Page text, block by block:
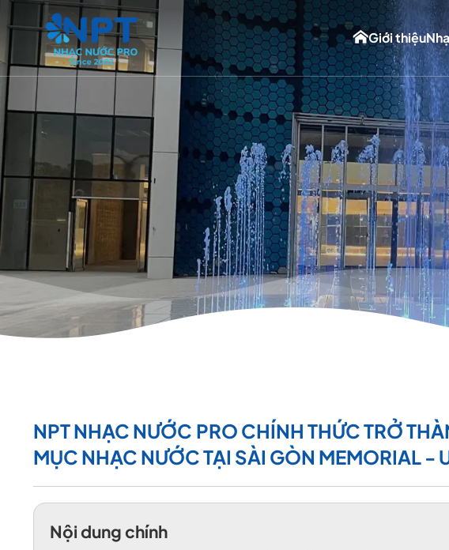
Giới thiệu
NPT NHẠC NƯỚC PRO CHÍNH THỨC TRỞ
MỤC NHẠC NƯỚC TẠI SÀI GÒN MEMORIAL -
Nội dung chính